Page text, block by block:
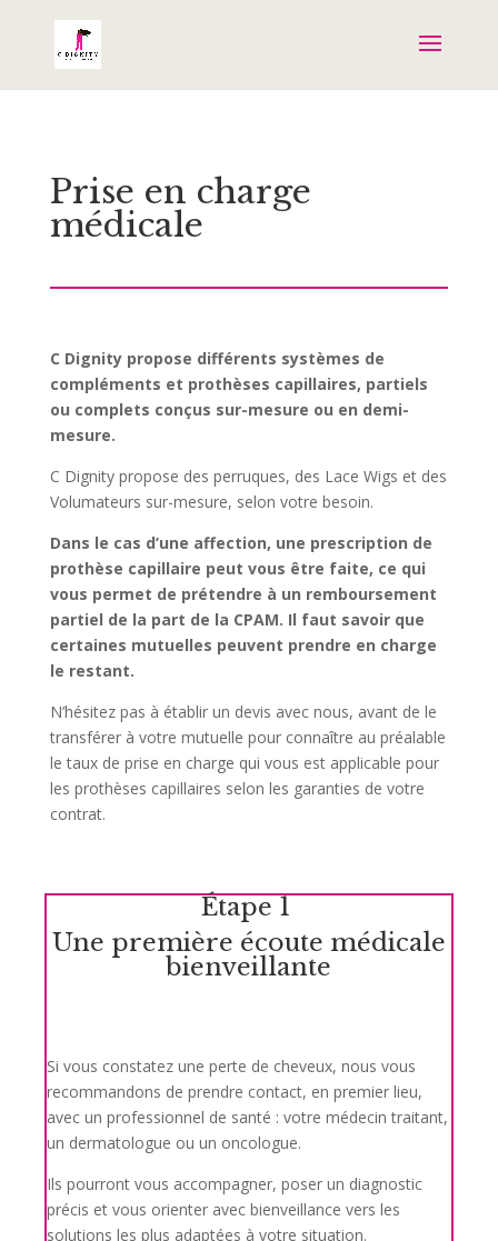
Prise en charge
médicale
C Dignity propose différents systèmes de
compléments et prothèses capillaires, partiels
ou complets conçus sur-mesure ou en demi-
mesure.
C Dignity propose des perruques, des Lace Wigs et des
Volumateurs sur-mesure, selon votre besoin.
Dans le cas d’une affection, une prescription de
prothèse capillaire peut vous être faite, ce qui
vous permet de prétendre à un remboursement
partiel de la part de la CPAM. Il faut savoir que
certaines mutuelles peuvent prendre en charge
le restant.
N’hésitez pas à établir un devis avec nous, avant de le
transférer à votre mutuelle pour connaître au préalable
le taux de prise en charge qui vous est applicable pour
les prothèses capillaires selon les garanties de votre
contrat.
Étape 1
Une première écoute médicale
bienveillante
Si vous constatez une perte de cheveux, nous vous
recommandons de prendre contact, en premier lieu,
avec un professionnel de santé : votre médecin traitant,
un dermatologue ou un oncologue.
Ils pourront vous accompagner, poser un diagnostic
précis et vous orienter avec bienveillance vers les
solutions les plus adaptées à votre situation.